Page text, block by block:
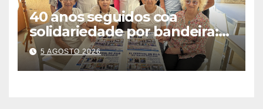
40 anos seguidos coa
solidariedade por bandeira:
este venres celébrase o
Festival do Kilo no Auditorio
5 AGOSTO 2026